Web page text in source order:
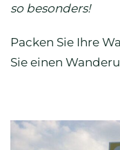
so besonders!
Packen Sie Ihre
Sie einen